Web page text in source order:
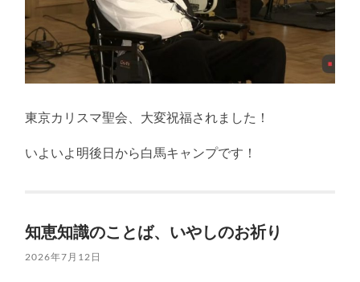
東京カリスマ聖会、大変祝福されました！
いよいよ明後日から白馬キャンプです！
知恵知識のことば、いやしのお祈り
2026年7月12日